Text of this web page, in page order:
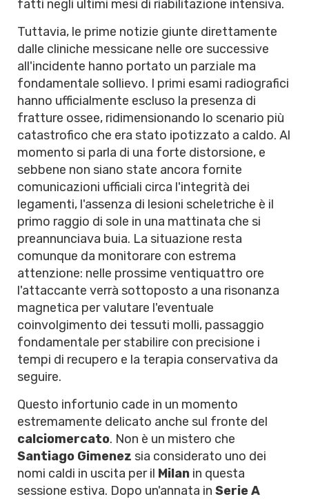
fatti negli ultimi mesi di riabilitazione intensiva.
Tuttavia, le prime notizie giunte direttamente
dalle cliniche messicane nelle ore successive
all'incidente hanno portato un parziale ma
fondamentale sollievo. I primi esami radiografici
hanno ufficialmente escluso la presenza di
fratture ossee, ridimensionando lo scenario più
catastrofico che era stato ipotizzato a caldo. Al
momento si parla di una forte distorsione, e
sebbene non siano state ancora fornite
comunicazioni ufficiali circa l'integrità dei
legamenti, l'assenza di lesioni scheletriche è il
primo raggio di sole in una mattinata che si
preannunciava buia. La situazione resta
comunque da monitorare con estrema
attenzione: nelle prossime ventiquattro ore
l'attaccante verrà sottoposto a una risonanza
magnetica per valutare l'eventuale
coinvolgimento dei tessuti molli, passaggio
fondamentale per stabilire con precisione i
tempi di recupero e la terapia conservativa da
seguire.
Questo infortunio cade in un momento
estremamente delicato anche sul fronte del
calciomercato. Non è un mistero che
Santiago Gimenez sia considerato uno dei
nomi caldi in uscita per il Milan in questa
sessione estiva. Dopo un'annata in Serie A